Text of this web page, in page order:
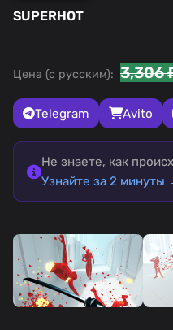
SUPERHOT
Цена (с русским): 3,306
Telegram Avito
Не знаете, как
Узнайте за 2 минуты